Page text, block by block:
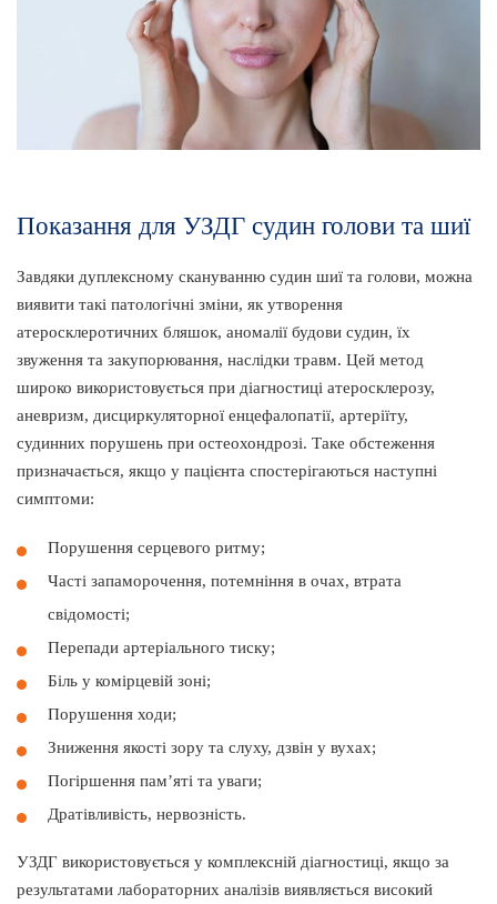
Показання для УЗДГ судин голови та шиї
Завдяки дуплексному скануванню судин шиї та голови, можна
виявити такі патологічні зміни, як утворення
атеросклеротичних бляшок, аномалії будови судин, їх
звуження та закупорювання, наслідки травм. Цей метод
широко використовується при діагностиці атеросклерозу,
аневризм, дисциркуляторної енцефалопатії, артеріїту,
судинних порушень при остеохондрозі. Таке обстеження
призначається, якщо у пацієнта спостерігаються наступні
симптоми:
Порушення серцевого ритму;
Часті запаморочення, потемніння в очах, втрата
свідомості;
Перепади артеріального тиску;
Біль у комірцевій зоні;
Порушення ходи;
Зниження якості зору та слуху, дзвін у вухах;
Погіршення пам’яті та уваги;
Дратівливість, нервозність.
УЗДГ використовується у комплексній діагностиці, якщо за
результатами лабораторних аналізів виявляється високий